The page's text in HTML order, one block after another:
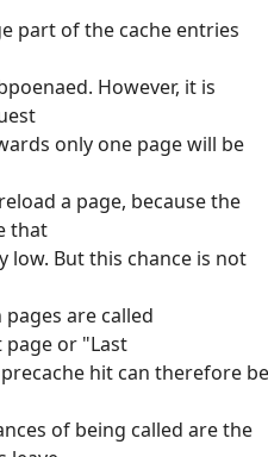
part of the cache entries
However, it is
only one page will be
a page, because the
that
low. But this chance is not
are called
or "Last
hit can therefore be
of being called are the